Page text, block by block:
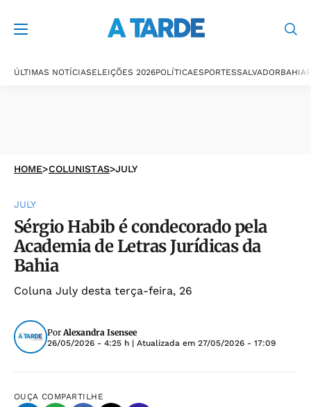
ÚLTIMAS NOTÍCIASELEIÇÕES 2026POLÍTICAESPORTESSALVADORBAHIA
HOME>COLUNISTAS>JULY
JULY
Sérgio Habib é condecorado pela
Academia de Letras Jurídicas da
Bahia
Coluna July desta terça-feira, 26
PorAlexandra Isensee
26/05/2026 - 4:25 h | Atualizada em 27/05/2026 - 17:09
OUÇA COMPARTILHE